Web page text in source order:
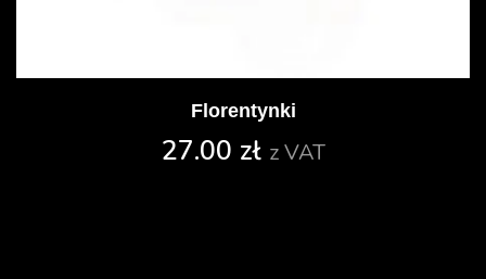
Florentynki
27.00 zł z VAT